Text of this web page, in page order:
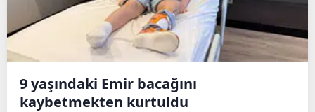
9 yaşındaki Emir bacağını
kaybetmekten kurtuldu